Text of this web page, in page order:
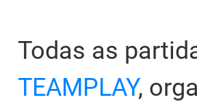
Todas as
TEAMPLAY,